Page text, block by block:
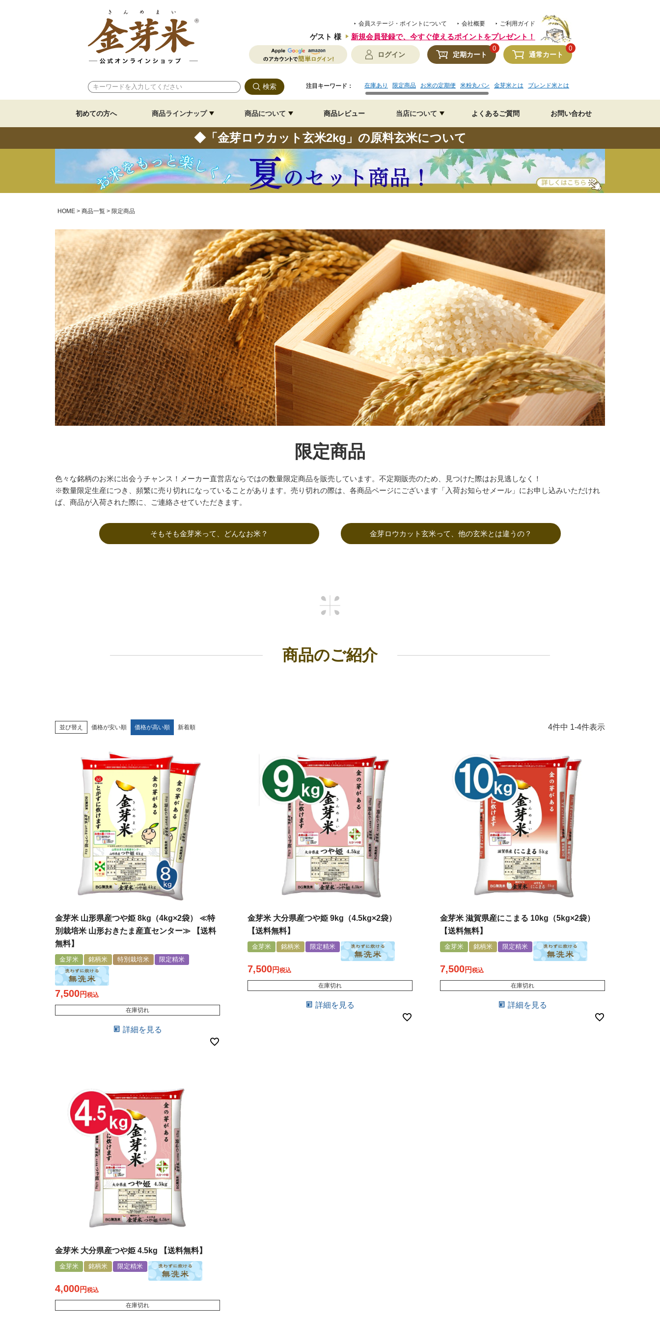
会員ステージ・ポイントについて 会社概要 ご利用ガイド
ゲスト 様 新規会員登録で、 今すぐ使えるポイントをプレゼント！
ログイン 定期カート
0
通常カート
0
注目キーワード： 在庫あり 限定商品 お米の定期便 米粉丸パン 金芽米とは ブレンド米とは
初めての方へ 商品ラインナップ 商品について 商品レビュー 当店について よくあるご質問 お問い合わせ
◆「金芽ロウカット玄米2kg」の原料玄米について
HOME 商品一覧 限定商品
限定商品
色々な銘柄のお米に出会うチャンス！メーカー直営店ならではの数量限定商品を販売しています。不定期販売のため、見つけた際はお見逃しなく！
※数量限定生産につき、頻繁に売り切れになっていることがあります。売り切れの際は、各商品ページにございます「入荷お知らせメール」にお申し込みいただけれ
ば、商品が入荷された際に、ご連絡させていただきます。
そもそも金芽米って、 どんなお米？ 金芽ロウカット玄米って、他の玄米とは違うの？
商品のご紹介
並び替え 価格が安い順 価格が高い順 新着順 4件中 1-4件表示
金芽米 山形県産つや姫 8kg（4kg×2袋） ≪特
別栽培米 山形おきたま産直センター≫ 【送料
無料】
金芽米 銘柄米 特別栽培米 限定精米
7,500 税込
在庫切れ
詳細を見る
金芽米 大分県産つや姫 9kg（4.5kg×2袋）
【送料無料】
金芽米 銘柄米 限定精米
7,500 税込
在庫切れ
詳細を見る
金芽米 滋賀県産にこまる 10kg（5kg×2袋）
【送料無料】
金芽米 銘柄米 限定精米
7,500 税込
在庫切れ
詳細を見る
金芽米 大分県産つや姫 4.5kg 【送料無料】
金芽米 銘柄米 限定精米
4,000 税込
在庫切れ